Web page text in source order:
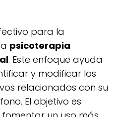
para la
psicoterapia
. Este enfoque ayuda
y modificar los
relacionados con su
El objetivo es